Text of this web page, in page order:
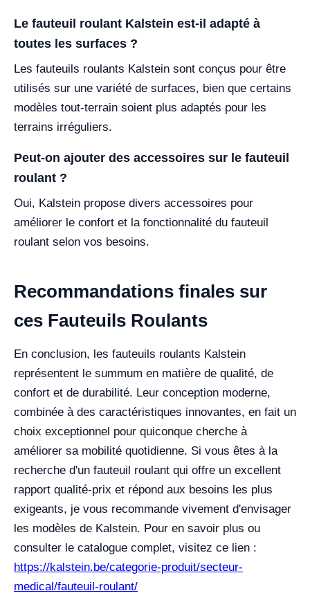
Le fauteuil roulant Kalstein est-il adapté à
toutes les surfaces ?
Les fauteuils roulants Kalstein sont conçus pour être
utilisés sur une variété de surfaces, bien que certains
modèles tout-terrain soient plus adaptés pour les
terrains irréguliers.
Peut-on ajouter des accessoires sur le fauteuil
roulant ?
Oui, Kalstein propose divers accessoires pour
améliorer le confort et la fonctionnalité du fauteuil
roulant selon vos besoins.
Recommandations finales sur
ces Fauteuils Roulants
En conclusion, les fauteuils roulants Kalstein
représentent le summum en matière de qualité, de
confort et de durabilité. Leur conception moderne,
combinée à des caractéristiques innovantes, en fait un
choix exceptionnel pour quiconque cherche à
améliorer sa mobilité quotidienne. Si vous êtes à la
recherche d'un fauteuil roulant qui offre un excellent
rapport qualité-prix et répond aux besoins les plus
exigeants, je vous recommande vivement d'envisager
les modèles de Kalstein. Pour en savoir plus ou
consulter le catalogue complet, visitez ce lien :
https://kalstein.be/categorie-produit/secteur-
medical/fauteuil-roulant/